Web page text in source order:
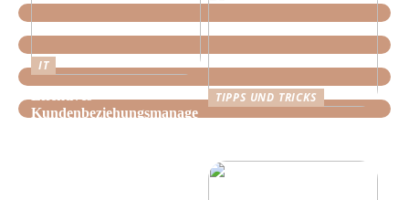
IT
Kundenbeziehungsmanage
TIPPS UND TRICKS